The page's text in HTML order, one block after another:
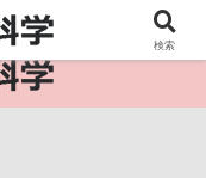
ンフラ。
検索